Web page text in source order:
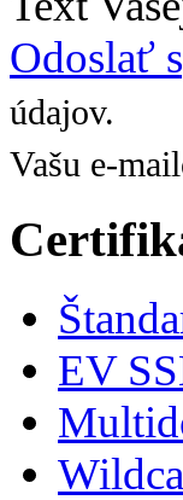
Odoslať
údajov.
Vašu e-
EV